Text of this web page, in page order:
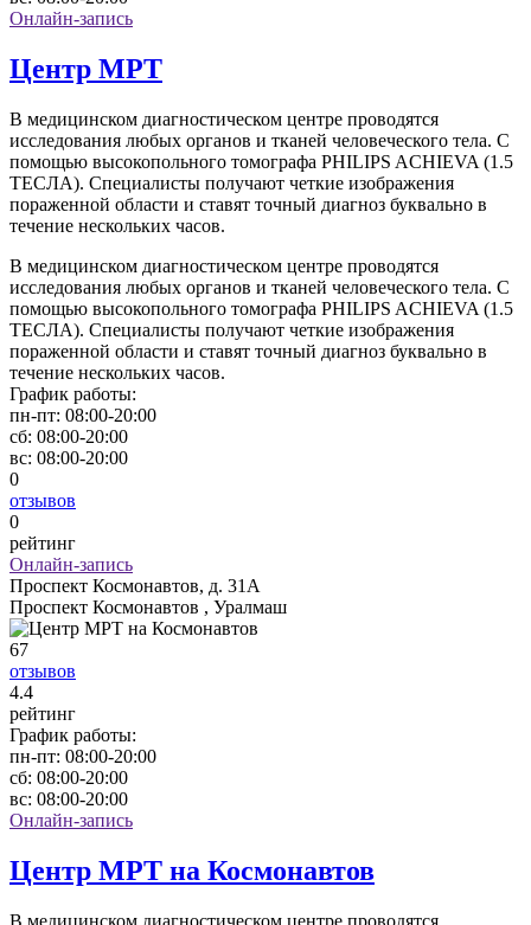
Онлайн-запись
Центр МРТ
В медицинском диагностическом центре проводятся
исследования любых органов и тканей человеческого тела. С
помощью высокопольного томографа PHILIPS ACHIEVA (1.5
ТЕСЛА). Специалисты получают четкие изображения
пораженной области и ставят точный диагноз буквально в
течение нескольких часов.
В медицинском диагностическом центре проводятся
исследования любых органов и тканей человеческого тела. С
помощью высокопольного томографа PHILIPS ACHIEVA (1.5
ТЕСЛА). Специалисты получают четкие изображения
пораженной области и ставят точный диагноз буквально в
течение нескольких часов.
График работы:
пн-пт: 08:00-20:00
сб: 08:00-20:00
вс: 08:00-20:00
0
отзывов
0
рейтинг
Онлайн-запись
Проспект Космонавтов, д. 31А
Проспект Космонавтов , Уралмаш
67
отзывов
4.4
рейтинг
График работы:
пн-пт: 08:00-20:00
сб: 08:00-20:00
вс: 08:00-20:00
Онлайн-запись
Центр МРТ на Космонавтов
В медицинском диагностическом центре проводятся